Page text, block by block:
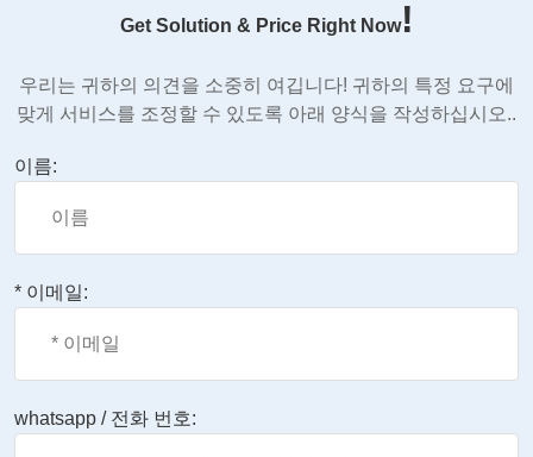
Get Solution & Price Right Now!
우리는 귀하의 의견을 소중히 여깁니다! 귀하의 특정 요구에
맞게 서비스를 조정할 수 있도록 아래 양식을 작성하십시오..
이름:
* 이메일:
whatsapp / 전화 번호: